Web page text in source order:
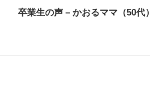
ゲ
の
卒業生の声 – かおるママ（50代）